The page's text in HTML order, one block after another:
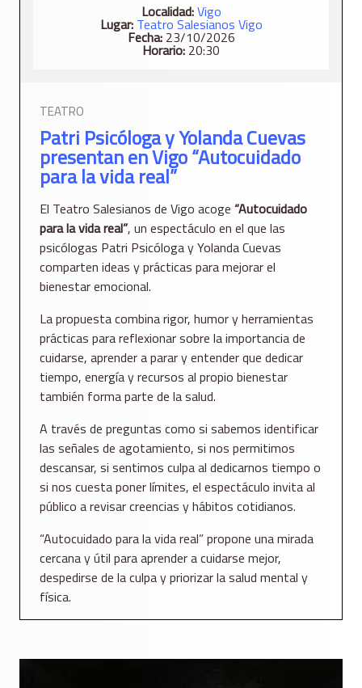
Localidad:Vigo
Lugar: Teatro Salesianos Vigo
Fecha:23/10/2026
Horario: 20:30
TEATRO
Patri Psicóloga y Yolanda Cuevas
presentan en Vigo “Autocuidado
para la vida real”
El Teatro Salesianos de Vigo acoge “Autocuidado
para la vida real”, un espectáculo en el que las
psicólogas Patri Psicóloga y Yolanda Cuevas
comparten ideas y prácticas para mejorar el
bienestar emocional.
La propuesta combina rigor, humor y herramientas
prácticas para reflexionar sobre la importancia de
cuidarse, aprender a parar y entender que dedicar
tiempo, energía y recursos al propio bienestar
también forma parte de la salud.
A través de preguntas como si sabemos identificar
las señales de agotamiento, si nos permitimos
descansar, si sentimos culpa al dedicarnos tiempo o
si nos cuesta poner límites, el espectáculo invita al
público a revisar creencias y hábitos cotidianos.
“Autocuidado para la vida real” propone una mirada
cercana y útil para aprender a cuidarse mejor,
despedirse de la culpa y priorizar la salud mental y
física.